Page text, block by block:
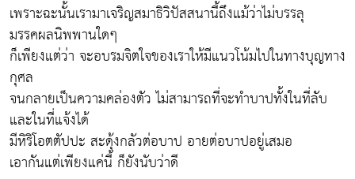
เพราะฉะนั้นเรามาเจริญสมาธิวิปัสสนานี้ถึงแม้ว่าไม่บรรลุ
มรรคผลนิพพานใดๆ
ก็เพียงแต่ว่า จะอบรมจิตใจของเราให้มีแนวโน้มไปในทางบุญทาง
กุศล
จนกลายเป็นความคล่องตัว ไม่สามารถที่จะทำบาปทั้งในที่ลับ
และในที่แจ้งได้
มีหิริโอตตัปปะ สะดุ้งกลัวต่อบาป อายต่อบาปอยู่เสมอ
เอากันแต่เพียงแค่นี้ ก็ยังนับว่าดี